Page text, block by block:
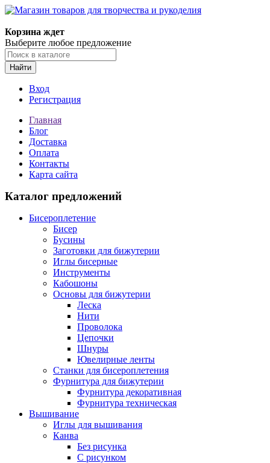
Корзина ждет
Выберите любое предложение
Найти
Вход
Регистрация
Главная
Блог
Доставка
Оплата
Контакты
Карта сайта
Каталог предложений
Бисероплетение
Бисер
Бусины
Заготовки для бижутерии
Иглы бисерные
Инструменты
Кабошоны
Основы для бижутерии
Леска
Нити
Проволока
Цепочки
Шнуры
Ювелирные ленты
Станки для бисероплетения
Фурнитура для бижутерии
Фурнитура декоративная
Фурнитура техническая
Вышивание
Иглы для вышивания
Канва
Без рисунка
С рисунком